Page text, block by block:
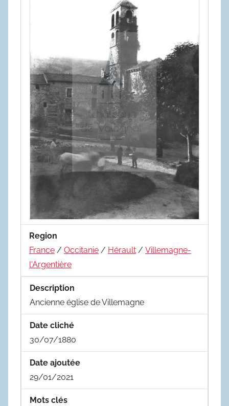
Region
France / Occitanie / Hérault / Villemagne-
l'Argentière
Description
Ancienne église de Villemagne
Date cliché
30/07/1880
Date ajoutée
29/01/2021
Mots clés